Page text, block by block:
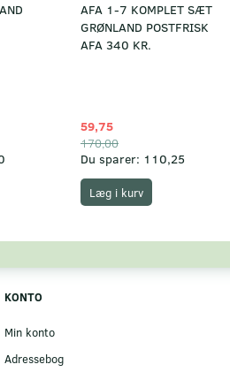
AFA 1-7 KOMPLET SÆT
GRØNLAND POSTFRISK
AFA 340 KR.
59,75
170,00
Du sparer: 110,25
Læg i kurv
KONTO
Min konto
Adressebog